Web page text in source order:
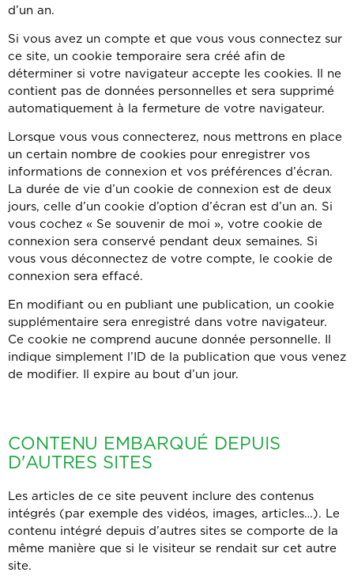
d’un an.
Si vous avez un compte et que vous vous connectez sur
ce site, un cookie temporaire sera créé afin de
déterminer si votre navigateur accepte les cookies. Il ne
contient pas de données personnelles et sera supprimé
automatiquement à la fermeture de votre navigateur.
Lorsque vous vous connecterez, nous mettrons en place
un certain nombre de cookies pour enregistrer vos
informations de connexion et vos préférences d’écran.
La durée de vie d’un cookie de connexion est de deux
jours, celle d’un cookie d’option d’écran est d’un an. Si
vous cochez « Se souvenir de moi », votre cookie de
connexion sera conservé pendant deux semaines. Si
vous vous déconnectez de votre compte, le cookie de
connexion sera effacé.
En modifiant ou en publiant une publication, un cookie
supplémentaire sera enregistré dans votre navigateur.
Ce cookie ne comprend aucune donnée personnelle. Il
indique simplement l’ID de la publication que vous venez
de modifier. Il expire au bout d’un jour.
CONTENU EMBARQUÉ DEPUIS
D'AUTRES SITES
Les articles de ce site peuvent inclure des contenus
intégrés (par exemple des vidéos, images, articles…). Le
contenu intégré depuis d’autres sites se comporte de la
même manière que si le visiteur se rendait sur cet autre
site.